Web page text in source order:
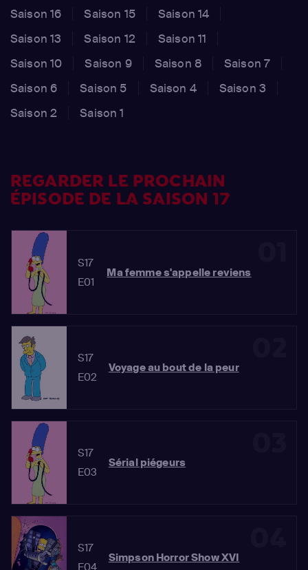
Saison 16
Saison 15
Saison 14
Saison 13
Saison 12
Saison 11
Saison 10
Saison 9 Saison 8
Saison 7
Saison 6
Saison 5 Saison 4
Saison 3
Saison 2
Saison 1
REGARDER LE PROCHAIN
ÉPISODE DE LA SAISON 17
S17
E01
Ma femme s'appelle reviens
S17
E02
Voyage au bout de la peur
S17
E03
Sérial piégeurs
S17
E04
Simpson Horror Show XVI